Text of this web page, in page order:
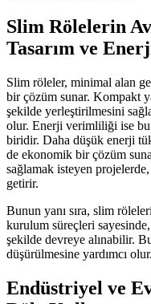
Slim Rölelerin
Tasarım ve
Slim röleler, minimal alan
bir çözüm sunar. Kompakt
şekilde yerleştirilmesini
olur. Enerji verimliliği ise
biridir. Daha düşük enerji
de ekonomik bir çözüm
sağlamak isteyen
getirir.
Bunun yanı sıra, slim
kurulum süreçleri
şekilde devreye alınabilir.
düşürülmesine yardımcı olur.
Endüstriyel ve